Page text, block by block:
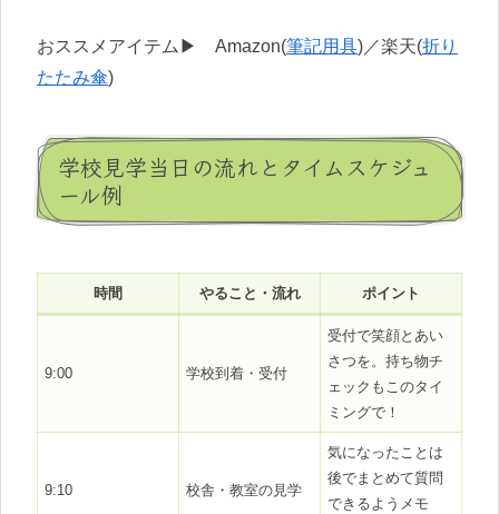
おススメアイテム▶ Amazon(筆記用具)／楽天(折り
たたみ傘)
学校見学当日の流れとタイムスケジュ
ール例
時間 やること・流れ ポイント
9:00 学校到着・受付
受付で笑顔とあい
さつを。持ち物チ
ェックもこのタイ
ミングで！
9:10 校舎・教室の見学
気になったことは
後でまとめて質問
できるようメモ